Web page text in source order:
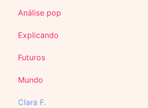
Análise pop
Explicando
Futuros
Mundo
Clara F.